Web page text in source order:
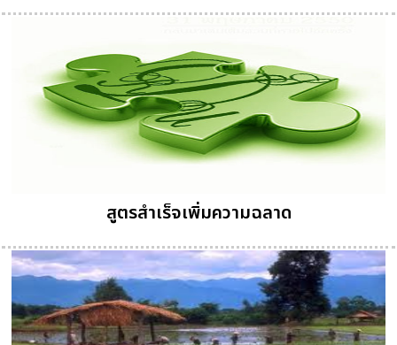
สูตรสำเร็จเพิ่มความฉลาด